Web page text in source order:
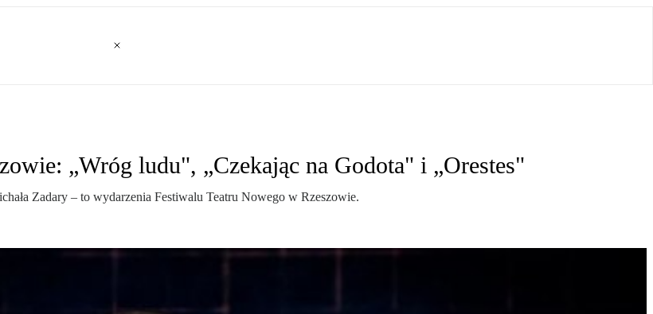
„Wróg ludu", „Czekając na Godota" i „Orestes"
Zadary – to wydarzenia Festiwalu Teatru Nowego w Rzeszowie.